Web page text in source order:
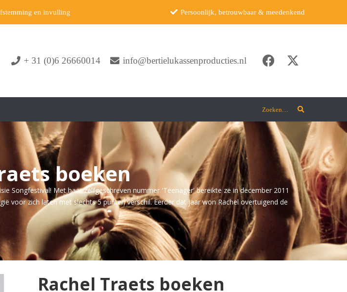
en invulling Persoonlijk, betrouwbaar & meedenkend
+ 31 (0)6 26660014 info@bertielukassenproducties.nl
Zoeken…
boeken
Songfestival! Met haar zelfgeschreven nummer 'Teenager' bereikte ze in december 2011
voor zich laten met slechts 5 punten verschil. Eerder dat jaar won Rachel overtuigend de
Rachel Traets boeken